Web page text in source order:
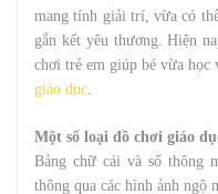
mang tính giải trí, vừa có
gắn kết yêu thương. Hiện
chơi trẻ em giúp bé vừa học
giáo dục.
Một số loại đồ chơi giáo
Bảng chữ cái và số thông
thông qua các hình ảnh ngộ